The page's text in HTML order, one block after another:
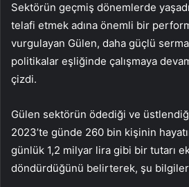
Sektörün geçmiş dönemlerde
telafi etmek adına önemli bir
vurgulayan Gülen, daha güçlü
politikalar eşliğinde çalışmaya
çizdi.
Gülen sektörün ödediği ve
2023’te günde 260 bin kişinin
günlük 1,2 milyar lira gibi bir tutarı
döndürdüğünü belirterek, şu